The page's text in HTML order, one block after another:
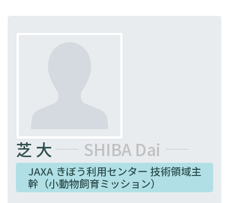
芝 大 SHIBA Dai
JAXA きぼう利用センター 技術領域主
幹（小動物飼育ミッション）